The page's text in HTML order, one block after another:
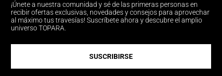
¡Únete a nuestra comunidad y sé de las primeras personas en
recibir ofertas exclusivas, novedades y consejos para aprovechar
al máximo tus travesías! Suscríbete ahora y descubre el amplio
universo TOPARA.
SUSCRIBIRSE